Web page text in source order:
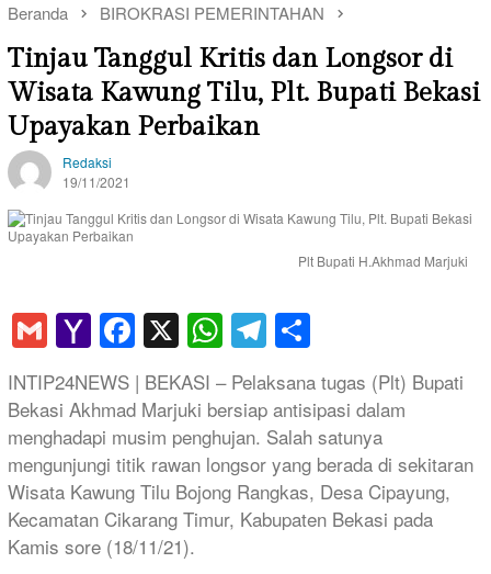
Beranda BIROKRASI PEMERINTAHAN
Tinjau Tanggul Kritis dan Longsor di
Wisata Kawung Tilu, Plt. Bupati Bekasi
Upayakan Perbaikan
Redaksi
19/11/2021
Plt Bupati H.Akhmad Marjuki
GmailYahoo
Mail
Facebook
X WhatsApp
Telegram
INTIP24NEWS | BEKASI – Pelaksana tugas (Plt) Bupati
Bekasi Akhmad Marjuki bersiap antisipasi dalam
menghadapi musim penghujan. Salah satunya
mengunjungi titik rawan longsor yang berada di sekitaran
Wisata Kawung Tilu Bojong Rangkas, Desa Cipayung,
Kecamatan Cikarang Timur, Kabupaten Bekasi pada
Kamis sore (18/11/21).